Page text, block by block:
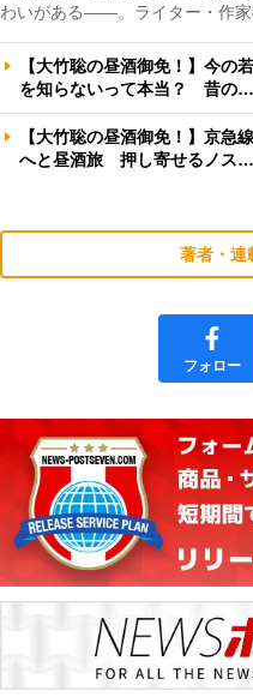
わいがある――。ライター・作家
【大竹聡の昼酒御免！】今の
を知らないって本当？ 昔の…
【大竹聡の昼酒御免！】京急
へと昼酒旅 押し寄せるノス…
著者・連
フォロー